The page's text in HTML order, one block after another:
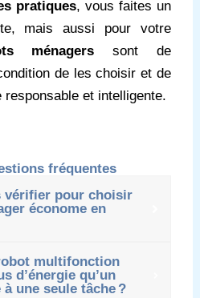
pratiques, vous faites un
mais aussi pour votre
ménagers sont de
de les choisir et de
responsable et intelligente.
fréquentes
vérifier pour choisir
économe en
multifonction
d’énergie qu’un
une seule tâche ?